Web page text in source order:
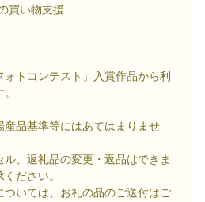
買い物支援
トコンテスト」入賞作品から利
品基準等にはあてはまりませ
、返礼品の変更・返品はできま
ださい。
いては、お礼の品のご送付はご